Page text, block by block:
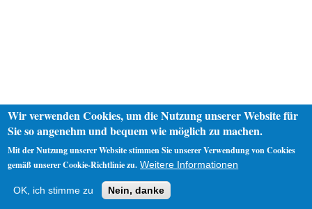
Impressum
Wir verwenden Cookies, um die Nutzung unserer Website für
Sie so angenehm und bequem wie möglich zu machen.
Mit der Nutzung unserer Website stimmen Sie unserer Verwendung von Cookies
gemäß unserer Cookie-Richtlinie zu. Weitere Informationen
OK, ich stimme zu Nein, danke